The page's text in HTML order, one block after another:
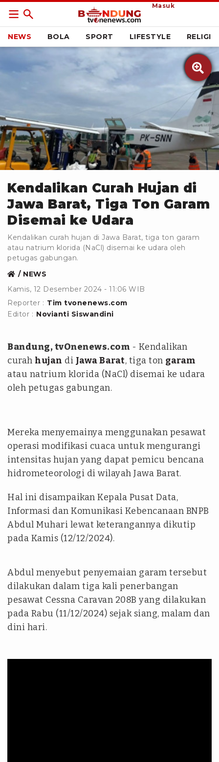
Masuk
NEWS BOLA SPORT LIFESTYLE RELIGI

BNPB
Kendalikan Curah Hujan di
Jawa Barat, Tiga Ton Garam
Disemai ke Udara
Kendalikan curah hujan di Jawa Barat, tiga ton garam
atau natrium klorida (NaCl) disemai ke udara oleh
petugas gabungan.
NEWS
Kamis, 12 Desember 2024 - 11:06 WIB
Reporter : Tim tvonenews.com
Editor : Novianti Siswandini
Bandung, tvOnenews.com - Kendalikan
curah hujan di Jawa Barat, tiga ton garam
atau natrium klorida (NaCl) disemai ke udara
oleh petugas gabungan.
Mereka menyemainya menggunakan pesawat
operasi modifikasi cuaca untuk mengurangi
intensitas hujan yang dapat pemicu bencana
hidrometeorologi di wilayah Jawa Barat.
Hal ini disampaikan Kepala Pusat Data,
Informasi dan Komunikasi Kebencanaan BNPB
Abdul Muhari lewat keterangannya dikutip
pada Kamis (12/12/2024).
Abdul menyebut penyemaian garam tersebut
dilakukan dalam tiga kali penerbangan
pesawat Cessna Caravan 208B yang dilakukan
pada Rabu (11/12/2024) sejak siang, malam dan
dini hari.